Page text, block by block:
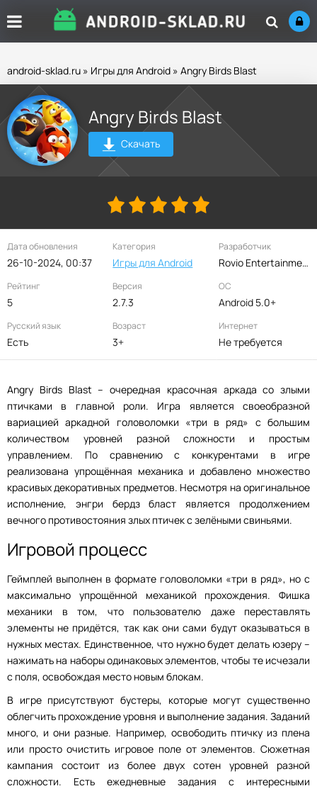
android-sklad.ru » Игры для Android » Angry Birds Blast
Angry Birds Blast
Скачать
Дата обновления
26-10-2024, 00:37
Категория
Игры для Android
Разработчик
Rovio Entertainment Corporation
Рейтинг
5
Версия
2.7.3
ОС
Android 5.0+
Русский язык
Есть
Возраст
3+
Интернет
Не требуется
Angry Birds Blast – очередная красочная аркада со злыми
птичками в главной роли. Игра является своеобразной
вариацией аркадной головоломки «три в ряд» с большим
количеством уровней разной сложности и простым
управлением. По сравнению с конкурентами в игре
реализована упрощённая механика и добавлено множество
красивых декоративных предметов. Несмотря на оригинальное
исполнение, энгри бердз бласт является продолжением
вечного противостояния злых птичек с зелёными свиньями.
Игровой процесс
Геймплей выполнен в формате головоломки «три в ряд», но с
максимально упрощённой механикой прохождения. Фишка
механики в том, что пользователю даже переставлять
элементы не придётся, так как они сами будут оказываться в
нужных местах. Единственное, что нужно будет делать юзеру –
нажимать на наборы одинаковых элементов, чтобы те исчезали
с поля, освобождая место новым блокам.
В игре присутствуют бустеры, которые могут существенно
облегчить прохождение уровня и выполнение задания. Заданий
много, и они разные. Например, освободить птичку из плена
или просто очистить игровое поле от элементов. Сюжетная
кампания состоит из более двух сотен уровней разной
сложности. Есть ежедневные задания с интересными